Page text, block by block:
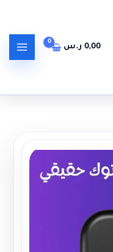
0,00 ر.س